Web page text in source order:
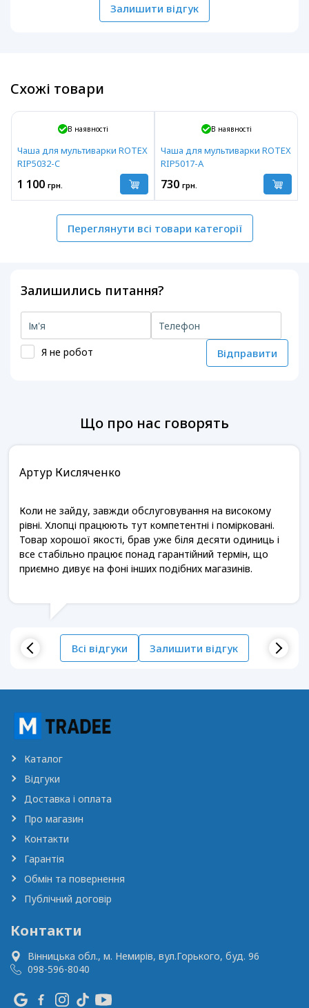
Залишити відгук
Схожі товари
В наявності
Чаша для мультиварки ROTEX
RIP5032-C
1 100 грн.
В наявності
Чаша для мультиварки ROTEX
RIP5017-A
730 грн.
Переглянути всі товари категорії
Залишились питання?
Я не робот Відправити
Що про нас говорять
Артур Кисляченко
Коли не зайду, завжди обслуговування на високому
рівні. Хлопці працюють тут компетентні і помірковані.
Товар хорошої якості, брав уже біля десяти одиниць і
все стабільно працює понад гарантійний термін, що
приємно дивує на фоні інших подібних магазинів.
Всі відгуки Залишити відгук
Каталог
Відгуки
Доставка і оплата
Про магазин
Контакти
Гарантія
Обмін та повернення
Публічний договір
Контакти
Вінницька обл., м. Немирів, вул.Горького, буд. 96
098-596-8040